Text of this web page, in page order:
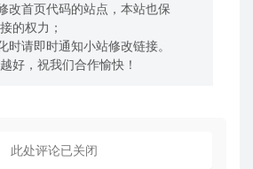
改首页代码的站点，本站也保
的权力；
时请即时通知小站修改链接。
好，祝我们合作愉快！
此处评论已关闭